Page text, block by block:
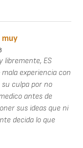
libremente, ES
experiencia con
culpa por no
antes de
sus ideas que ni
decida lo que